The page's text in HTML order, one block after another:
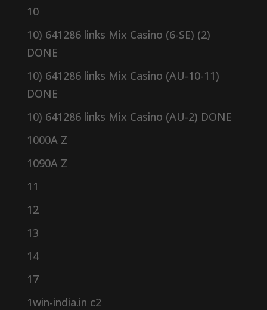
10
10) 641286 links Mix Casino (6-SE) (2)
DONE
10) 641286 links Mix Casino (AU-10-11)
DONE
10) 641286 links Mix Casino (AU-2) DONE
1000A Z
1090A Z
11
12
13
14
17
1win-india.in c2